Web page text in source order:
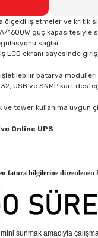
ölçekli işletmeler ve kritik
1600W güç kapasitesiyle
sağlar.
LCD ekranı sayesinde
batarya modülleri
USB ve SNMP kart
ve tower kullanıma uygun
Online UPS
bilgilerine düzenlenen
sunmak amacıyla